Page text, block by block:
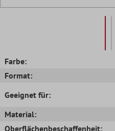
Farbe:
Format:
Geeignet für:
Material:
Oberflächenbeschaffenheit: